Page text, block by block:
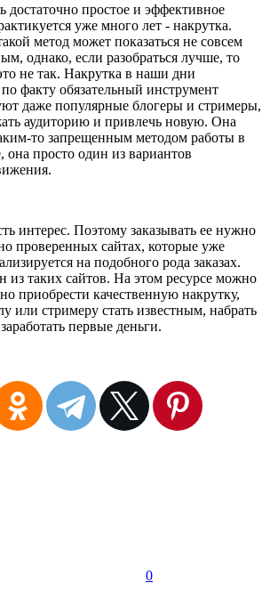
достаточно простое и эффективное
уже много лет - накрутка.
метод может показаться не совсем
однако, если разобраться лучше, то
не так. Накрутка в наши дни
факту обязательный инструмент
даже популярные блогеры и стримеры,
аудиторию и привлечь новую. Она
то запрещенным методом работы в
она просто один из вариантов
интерес. Поэтому заказывать ее нужно
проверенных сайтах, которые уже
на подобного рода заказах.
из таких сайтов. На этом ресурсе можно
приобрести качественную накрутку,
или стримеру стать известным, набрать
первые деньги.
0